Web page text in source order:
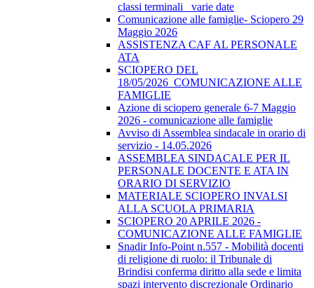
classi terminali_ varie date
Comunicazione alle famiglie- Sciopero 29
Maggio 2026
ASSISTENZA CAF AL PERSONALE
ATA
SCIOPERO DEL
18/05/2026_COMUNICAZIONE ALLE
FAMIGLIE
Azione di sciopero generale 6-7 Maggio
2026 - comunicazione alle famiglie
Avviso di Assemblea sindacale in orario di
servizio - 14.05.2026
ASSEMBLEA SINDACALE PER IL
PERSONALE DOCENTE E ATA IN
ORARIO DI SERVIZIO
MATERIALE SCIOPERO INVALSI
ALLA SCUOLA PRIMARIA
SCIOPERO 20 APRILE 2026 -
COMUNICAZIONE ALLE FAMIGLIE
Snadir Info-Point n.557 - Mobilità docenti
di religione di ruolo: il Tribunale di
Brindisi conferma diritto alla sede e limita
spazi intervento discrezionale Ordinario